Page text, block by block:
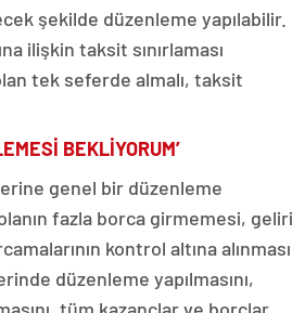
şekilde düzenleme yapılabilir.
ilişkin taksit sınırlaması
tek seferde almalı, taksit
BEKLİYORUM’
genel bir düzenleme
fazla borca girmemesi, geliri
kontrol altına alınması
düzenleme yapılmasını,